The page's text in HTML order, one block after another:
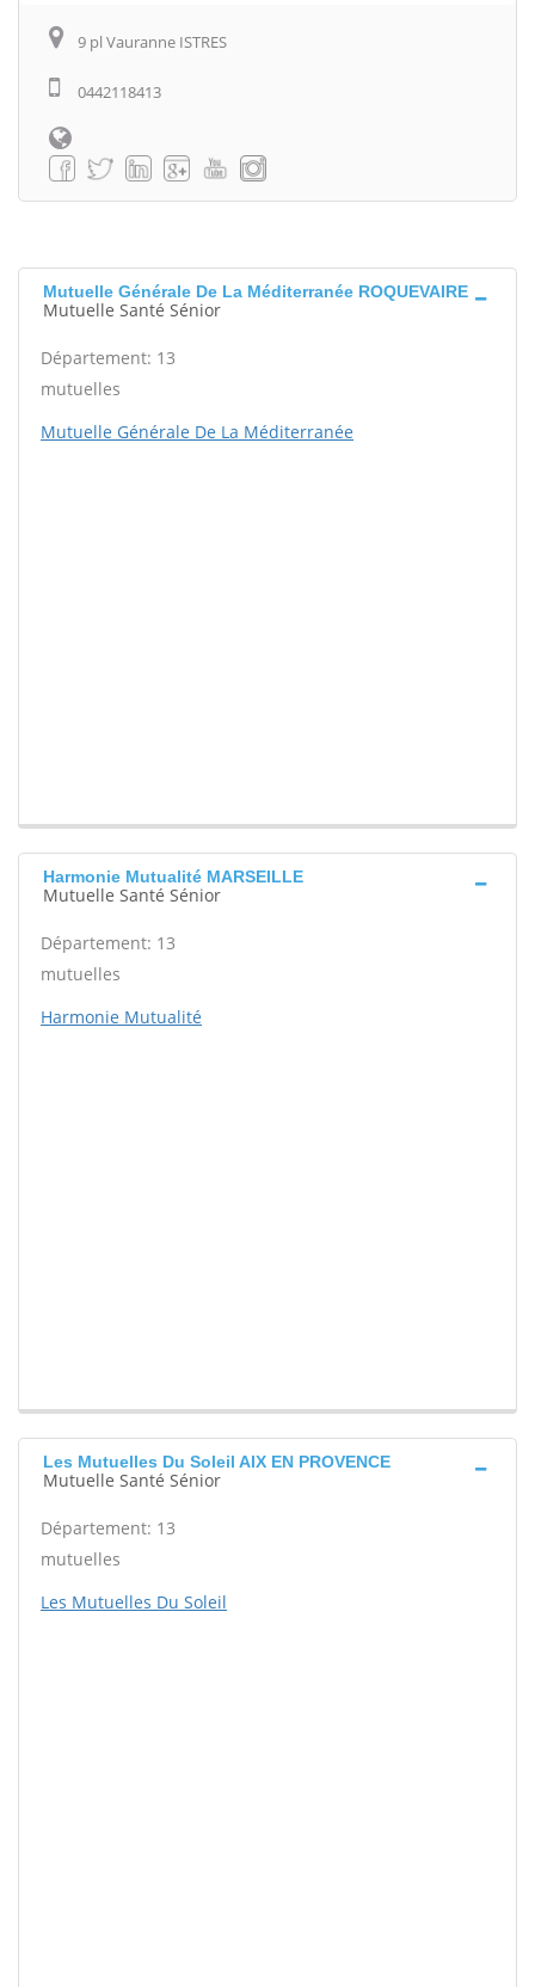
9 pl Vauranne ISTRES
0442118413
Mutuelle Générale De La Méditerranée ROQUEVAIRE
Mutuelle Santé Sénior
Département: 13
mutuelles
Mutuelle Générale De La Méditerranée
Harmonie Mutualité MARSEILLE
Mutuelle Santé Sénior
Département: 13
mutuelles
Harmonie Mutualité
Les Mutuelles Du Soleil AIX EN PROVENCE
Mutuelle Santé Sénior
Département: 13
mutuelles
Les Mutuelles Du Soleil